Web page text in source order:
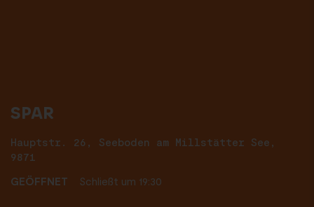
SPAR
Hauptstr. 26, Seeboden am Millstätter See,
9871
GEÖFFNET
Schließt um 19:30